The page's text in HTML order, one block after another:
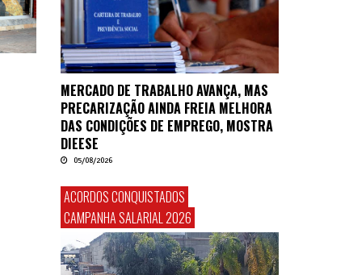
MERCADO DE TRABALHO AVANÇA, MAS
PRECARIZAÇÃO AINDA FREIA MELHORA
DAS CONDIÇÕES DE EMPREGO, MOSTRA
DIEESE
05/08/2026
ACORDOS CONQUISTADOS
CAMPANHA SALARIAL 2026